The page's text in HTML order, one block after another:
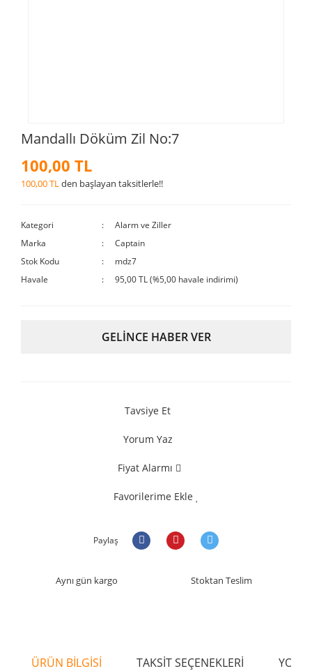
Mandallı Döküm Zil No:7
100,00 TL
100,00 TLden başlayan taksitlerle!!
Kategori
Alarm ve Ziller
Marka
Captain
Stok Kodu
mdz7
Havale
95,00 TL (%5,00 havale indirimi)
GELİNCE HABER VER
Tavsiye Et
Yorum Yaz
Fiyat Alarmı
Favorilerime Ekle
Paylaş
Aynı gün kargo Stoktan Teslim
ÜRÜN BİLGİSİ TAKSİT SEÇENEKLERİ